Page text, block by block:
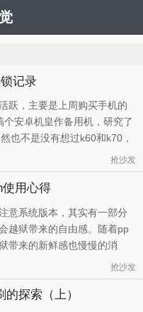
记录
跃，主要是上周购买手机的
个安卓机皇作备用机，研究了
也不是没有想过k60和k70，
买的时机。2是最终选择了商
锁机器，没有选择卡贴机是
，深入研究的必要性不大。
抢沙发
用心得
意系统版本，其实有一部分
越狱带来的自由感。随着pp
带来的新鲜感也慢慢的消
手提供越狱工具，提供破解软
仅可用的趣味插件、软件有
检测扫越狱信息，然后打击
抢沙发
探索（上）